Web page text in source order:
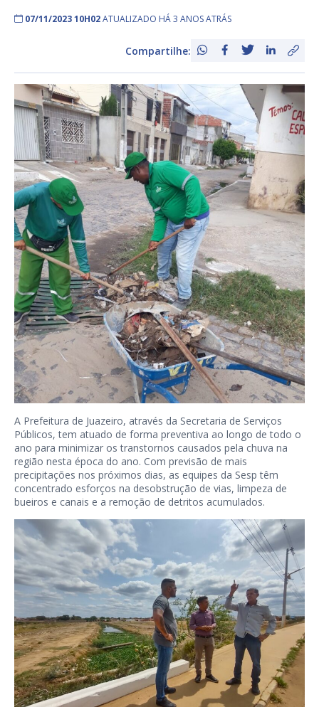
07/11/2023 10H02ATUALIZADO HÁ 3 ANOS ATRÁS
Compartilhe:
A Prefeitura de Juazeiro, através da Secretaria de Serviços
Públicos, tem atuado de forma preventiva ao longo de todo o
ano para minimizar os transtornos causados pela chuva na
região nesta época do ano. Com previsão de mais
precipitações nos próximos dias, as equipes da Sesp têm
concentrado esforços na desobstrução de vias, limpeza de
bueiros e canais e a remoção de detritos acumulados.